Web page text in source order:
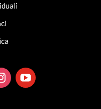
youtube